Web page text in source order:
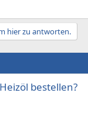
hier zu antworten.
bestellen?